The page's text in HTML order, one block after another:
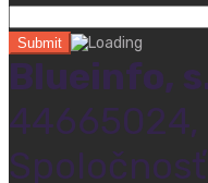
Blueinfo,
44665024,